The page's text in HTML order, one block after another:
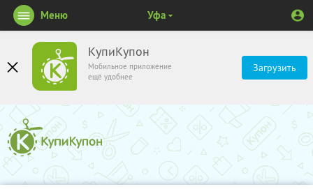
КупиКупон
Мобильное приложение
ещё удобнее
Загрузить
Меню Уфа